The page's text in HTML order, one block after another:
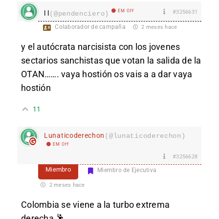
(@pendenciero) EM Off #3256631
Colaborador de campaña 2 meses hace
y el autócrata narcisista con los jovenes
sectarios sanchistas que votan la salida de la
OTAN……. vaya hostión os vais a a dar vaya
hostión
11
Lunaticoderechon (@lunaticoderechon)
EM Off
#3256628
Miembro Miembro de Ejecutiva
2 meses hace
Colombia se viene a la turbo extrema